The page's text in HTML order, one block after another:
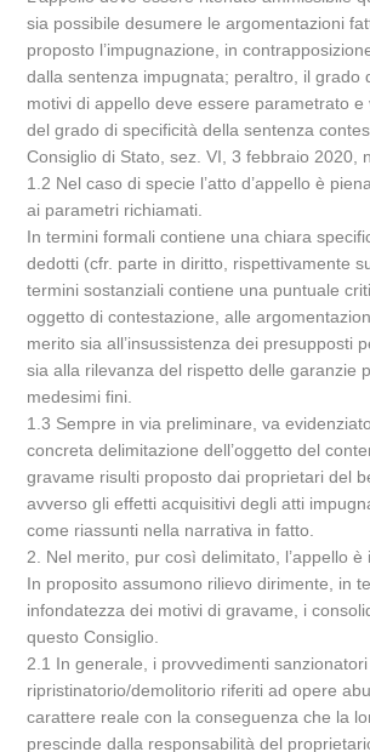
sia possibile desumere le argomentazioni
proposto l’impugnazione, in
dalla sentenza impugnata; peraltro, il grado
motivi di appello deve essere parametrato e
del grado di specificità della sentenza
Consiglio di Stato, sez. VI, 3 febbraio 2020,
1.2 Nel caso di specie l’atto d’appello è
ai parametri richiamati.
In termini formali contiene una chiara
dedotti (cfr. parte in diritto, rispettivamente
termini sostanziali contiene una puntuale
oggetto di contestazione, alle
merito sia all’insussistenza dei presupposti
sia alla rilevanza del rispetto delle garanzie
medesimi fini.
1.3 Sempre in via preliminare, va
concreta delimitazione dell’oggetto del
gravame risulti proposto dai proprietari del
avverso gli effetti acquisitivi degli atti
come riassunti nella narrativa in fatto.
2. Nel merito, pur così delimitato, l’appello è
In proposito assumono rilievo dirimente, in
infondatezza dei motivi di gravame, i
questo Consiglio.
2.1 In generale, i provvedimenti
ripristinatorio/demolitorio riferiti ad opere
carattere reale con la conseguenza che la
prescinde dalla responsabilità del